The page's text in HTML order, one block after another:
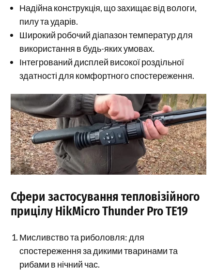
Надійна конструкція, що захищає від вологи,
пилу та ударів.
Широкий робочий діапазон температур для
використання в будь-яких умовах.
Інтегрований дисплей високої роздільної
здатності для комфортного спостереження.
Сфери застосування тепловізійного
прицілу HikMicro Thunder Pro TE19
Мисливство та риболовля: для
спостереження за дикими тваринами та
рибами в нічний час.